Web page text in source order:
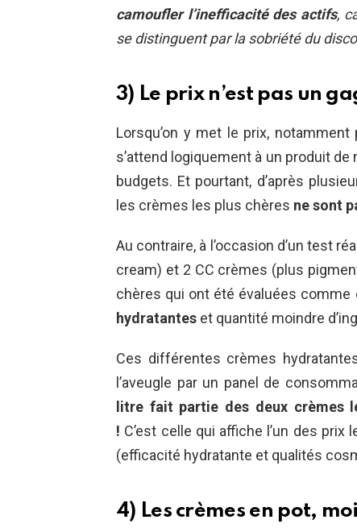
camoufler l’inefficacité des actifs,
se distinguent par la sobriété du
3) Le prix n’est pas un
Lorsqu’on y met le prix,
s’attend logiquement à un produit
budgets. Et pourtant, d’après
les crèmes les plus chères ne sont
Au contraire, à l’occasion d’un test
cream) et 2 CC crèmes (plus
chères qui ont été évaluées
hydratantes et quantité moindre
Ces différentes crèmes
l’aveugle par un panel de
litre fait partie des deux crèmes
! C’est celle qui affiche l’un des
(efficacité hydratante et qualités
4) Les crèmes en pot,